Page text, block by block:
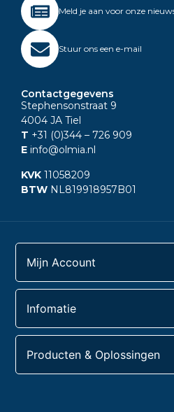
Meld je aan voor onze
Stuur ons een e-mail
Contactgegevens
Stephensonstraat 9
4004 JA Tiel
T +31 (0)344 – 726 909
E info@olmia.nl
KVK 11058209
BTW NL819918957B01
Mijn Account
Infomatie
Producten & Oplossingen